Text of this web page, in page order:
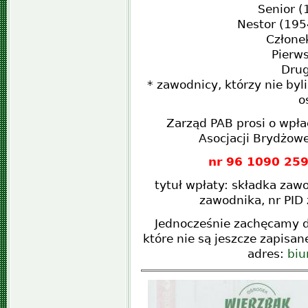
Senior
Nestor
* zawodnicy, którzy nie
Zarząd PAB prosi o
Asocjacji
nr 96 1090
tytuł wpłaty: składka
zawodnika, nr
Jednocześnie zachęcamy
które nie są jeszcze
adres: